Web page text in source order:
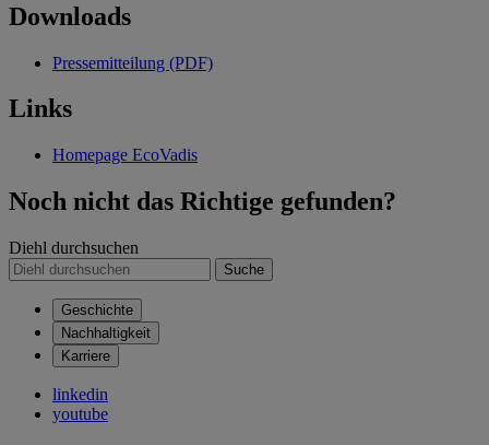
Downloads
Pressemitteilung (PDF)
Links
Homepage EcoVadis
Noch nicht das Richtige gefunden?
Diehl durchsuchen
Suche
Geschichte
Nachhaltigkeit
Karriere
linkedin
youtube